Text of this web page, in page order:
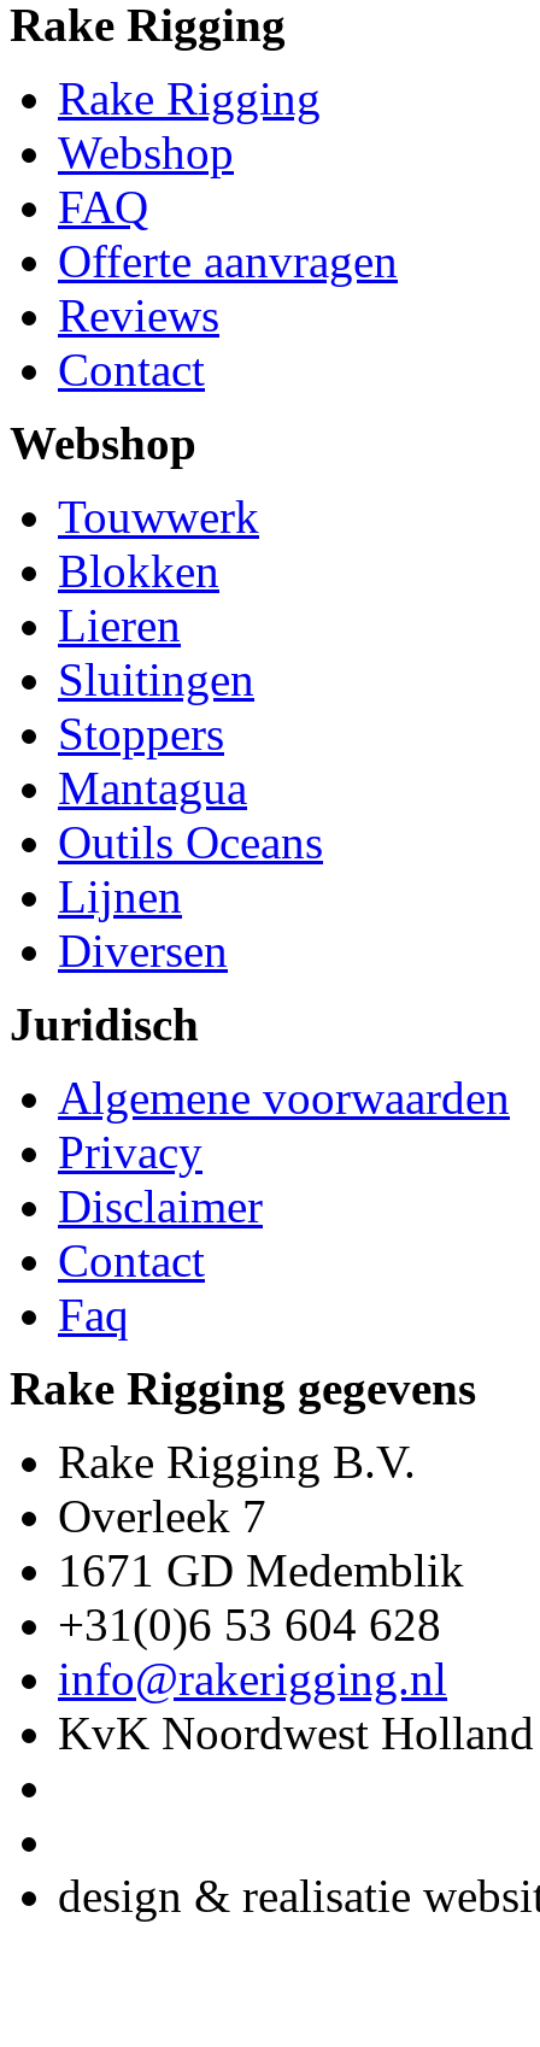
Rake Rigging
Rake Rigging
Webshop
FAQ
Offerte aanvragen
Reviews
Contact
Webshop
Touwwerk
Blokken
Lieren
Sluitingen
Stoppers
Mantagua
Outils Oceans
Lijnen
Diversen
Juridisch
Algemene voorwaarden
Privacy
Disclaimer
Contact
Faq
Rake Rigging gegevens
Rake Rigging B.V.
Overleek 7
1671 GD Medemblik
+31(0)6 53 604 628
info@rakerigging.nl
KvK Noordwest
design & realisatie